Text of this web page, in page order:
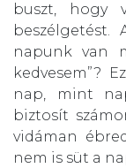
buszt, hogy
beszélgetést.
napunk van
kedvesem”?
nap, mint
biztosít
vidáman
nem is süt a